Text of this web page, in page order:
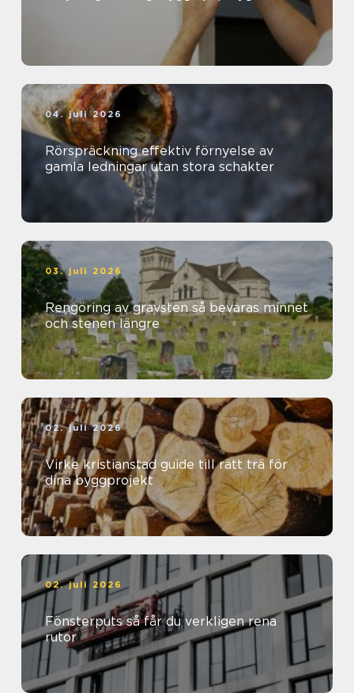
04. juli 2026
Rörspräckning effektiv förnyelse av
gamla ledningar utan stora schakter
03. juli 2026
Rengöring av gravsten så bevaras minnet
och stenen längre
02. juli 2026
Virke kristianstad guide till rätt trä för
dina byggprojekt
02. juli 2026
Fönsterputs så får du verkligen rena
rutor